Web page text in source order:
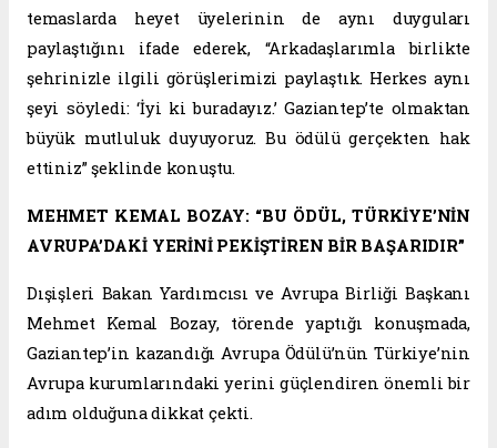
temaslarda heyet üyelerinin de aynı duyguları
paylaştığını ifade ederek, “Arkadaşlarımla birlikte
şehrinizle ilgili görüşlerimizi paylaştık. Herkes aynı
şeyi söyledi: ‘İyi ki buradayız.’ Gaziantep’te olmaktan
büyük mutluluk duyuyoruz. Bu ödülü gerçekten hak
ettiniz” şeklinde konuştu.
MEHMET KEMAL BOZAY: “BU ÖDÜL, TÜRKİYE’NİN
AVRUPA’DAKİ YERİNİ PEKİŞTİREN BİR BAŞARIDIR”
Dışişleri Bakan Yardımcısı ve Avrupa Birliği Başkanı
Mehmet Kemal Bozay, törende yaptığı konuşmada,
Gaziantep’in kazandığı Avrupa Ödülü’nün Türkiye’nin
Avrupa kurumlarındaki yerini güçlendiren önemli bir
adım olduğuna dikkat çekti.